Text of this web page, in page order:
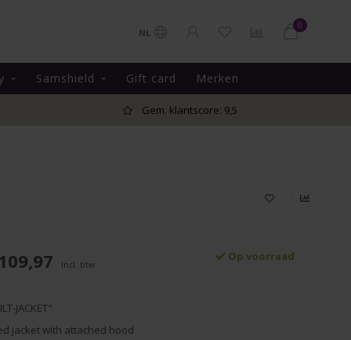
NL
0
Samshield Gift card Merken
Gem. klantscore: 9,5
Incl. btw
Op voorraad
JACKET"
jacket with attached hood